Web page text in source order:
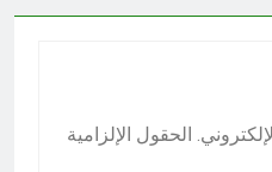
الحقول الإلزامية